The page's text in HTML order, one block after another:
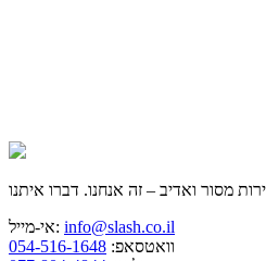
אי-מייל: info@slash.co.il
וואטסאפ: 054-516-1648